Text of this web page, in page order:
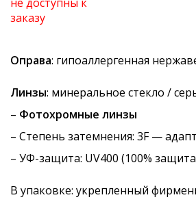
заказу
Оправа: гипоаллергенная
Линзы: минеральное стекло /
– Фотохромные линзы
– Степень затемнения: 3F —
– УФ-защита: UV400 (100%
В упаковке: укрепленный